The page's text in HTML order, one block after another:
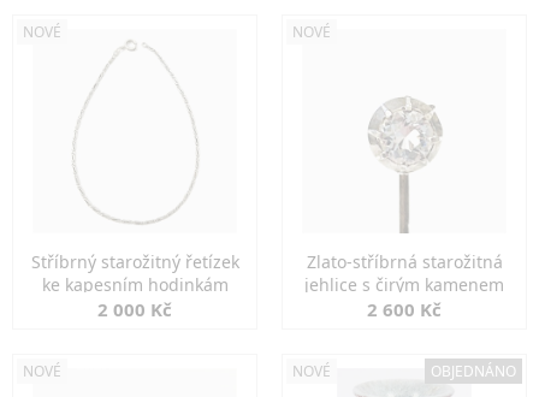
NOVÉ
Stříbrný starožitný řetízek
ke kapesním hodinkám
2 000 Kč
NOVÉ
Zlato-stříbrná starožitná
jehlice s čirým kamenem
2 600 Kč
NOVÉ NOVÉ OBJEDNÁNO